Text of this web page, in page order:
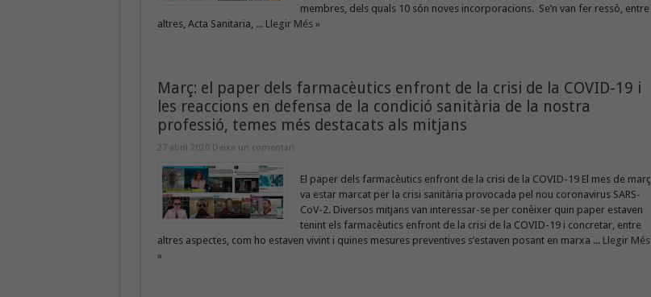
membres, dels quals 10 són noves incorporacions. Se’n van fer ressò, entre
altres, Acta Sanitaria, ... Llegir Més »
Març: el paper dels farmacèutics enfront de la crisi de la COVID-19 i
les reaccions en defensa de la condició sanitària de la nostra
professió, temes més destacats als mitjans
27 abril 2020 Deixa un comentari
El paper dels farmacèutics enfront de la crisi de la COVID-19 El mes de març
va estar marcat per la crisi sanitària provocada pel nou coronavirus SARS-
CoV-2. Diversos mitjans van interessar-se per conèixer quin paper estaven
tenint els farmacèutics enfront de la crisi de la COVID-19 i concretar, entre
altres aspectes, com ho estaven vivint i quines mesures preventives s’estaven posant en marxa ... Llegir Més
»